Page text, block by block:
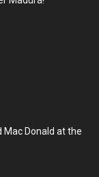
Donald at the